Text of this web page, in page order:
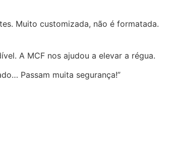
Muito customizada, não é formatada.
A MCF nos ajudou a elevar a régua.
Passam muita segurança!”